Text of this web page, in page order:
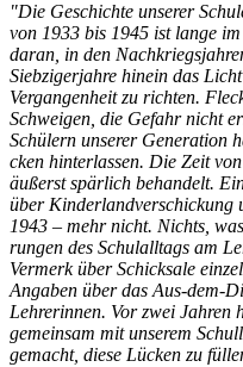
"Die Geschichte unserer
von 1933 bis 1945 ist lange
daran, in den
Siebzigerjahre hinein das
Ver­gan­genheit zu richten.
Schweigen, die Gefahr nicht
Schülern unserer Generation
cken hin­terlassen. Die Zeit
äußerst spärlich behandelt.
über Kinderlandverschickung
1943 – mehr nicht. Nichts,
rungen des Schul­alltags am
Vermerk über Schicksale
Angaben über das Aus-dem-
Lehrerinnen. Vor zwei Jahren
gemeinsam mit unserem
gemacht, diese Lücken zu